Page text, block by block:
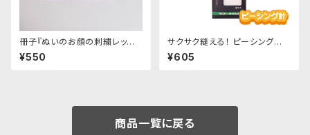
冊子『ぬいのお顔の刺繍レッス
ン』
¥550
サクサク縫える！ ピーシング針
「ブラック」3種セット｜クロバー
¥605
商品一覧に戻る